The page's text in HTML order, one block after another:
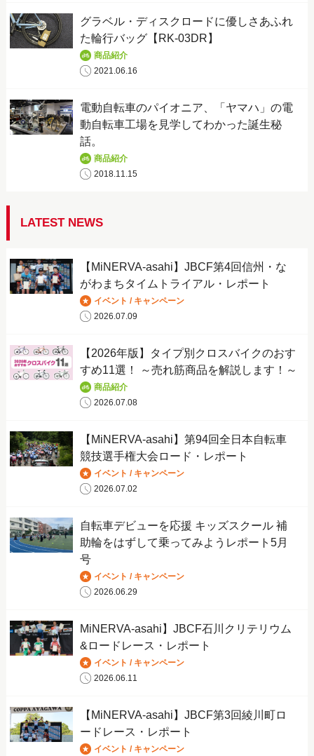
グラベル・ディスクロードに優しさあふれ
た輪行バッグ【RK-03DR】
商品紹介
2021.06.16
電動自転車のパイオニア、「ヤマハ」の電
動自転車工場を見学してわかった誕生秘
話。
商品紹介
2018.11.15
LATEST NEWS
【MiNERVA-asahi】JBCF第4回信州・な
がわまちタイムトライアル・レポート
イベント / キャンペーン
2026.07.09
【2026年版】タイプ別クロスバイクのおす
すめ11選！ ～売れ筋商品を解説します！～
商品紹介
2026.07.08
【MiNERVA-asahi】第94回全日本自転車
競技選手権大会ロード・レポート
イベント / キャンペーン
2026.07.02
自転車デビューを応援 キッズスクール 補
助輪をはずして乗ってみようレポート5月
号
イベント / キャンペーン
2026.06.29
MiNERVA-asahi】JBCF石川クリテリウム
&ロードレース・レポート
イベント / キャンペーン
2026.06.11
【MiNERVA-asahi】JBCF第3回綾川町ロ
ードレース・レポート
イベント / キャンペーン